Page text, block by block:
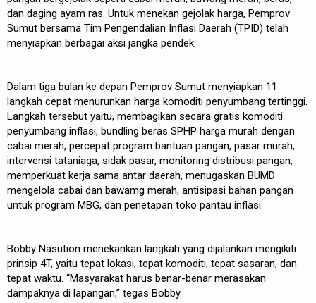
dan daging ayam ras. Untuk menekan gejolak harga, Pemprov
Sumut bersama Tim Pengendalian Inflasi Daerah (TPID) telah
menyiapkan berbagai aksi jangka pendek.
Dalam tiga bulan ke depan Pemprov Sumut menyiapkan 11
langkah cepat menurunkan harga komoditi penyumbang tertinggi.
Langkah tersebut yaitu, membagikan secara gratis komoditi
penyumbang inflasi, bundling beras SPHP harga murah dengan
cabai merah, percepat program bantuan pangan, pasar murah,
intervensi tataniaga, sidak pasar, monitoring distribusi pangan,
memperkuat kerja sama antar daerah, menugaskan BUMD
mengelola cabai dan bawamg merah, antisipasi bahan pangan
untuk program MBG, dan penetapan toko pantau inflasi.
Bobby Nasution menekankan langkah yang dijalankan mengikiti
prinsip 4T, yaitu tepat lokasi, tepat komoditi, tepat sasaran, dan
tepat waktu. “Masyarakat harus benar-benar merasakan
dampaknya di lapangan,” tegas Bobby.